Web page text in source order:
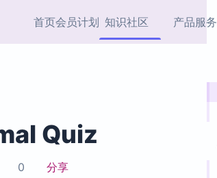
首页会员计划 知识社区
协作者
产品服务
访问 Obsidian 官方
Quiz
0 分享